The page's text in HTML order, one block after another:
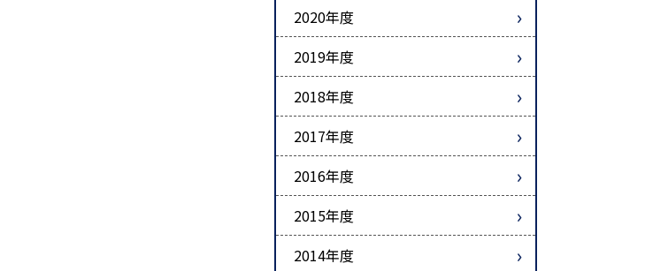
2020年度
2019年度
2018年度
2017年度
2016年度
2015年度
2014年度